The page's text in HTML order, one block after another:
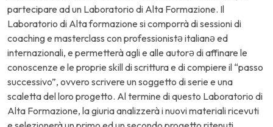
partecipare ad un Laboratorio di Alta Formazione. Il
Laboratorio di Alta formazione si comporrà di sessioni di
coaching e masterclass con professionistə italianə ed
internazionali, e permetterà agli e alle autorə di affinare le
conoscenze e le proprie skill di scrittura e di compiere il “passo
successivo”, ovvero scrivere un soggetto di serie e una
scaletta del loro progetto. Al termine di questo Laboratorio di
Alta Formazione, la giuria analizzerà i nuovi materiali ricevuti